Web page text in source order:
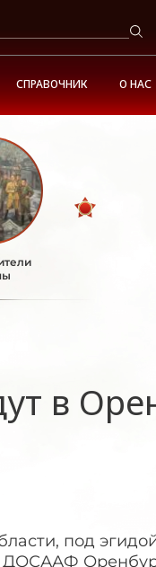
СПРАВОЧНИК О НАС
в
под
ДОСААФ